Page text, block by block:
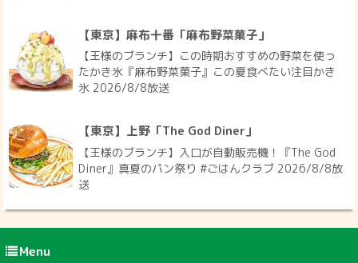
【東京】麻布十番「麻布野菜菓子」
【王様のブランチ】この時期おすすめの野菜を使っ
たかき氷『麻布野菜菓子』この夏食べたい注目かき
氷 2026/8/8放送
【東京】上野「The God Diner」
【王様のブランチ】入口が自動販売機！『The God
Diner』真夏のパン祭り #ごはんクラブ 2026/8/8放
送
Menu